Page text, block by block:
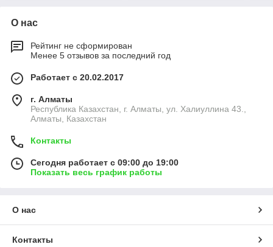
О нас
Рейтинг не сформирован
Менее 5 отзывов за последний год
Работает с 20.02.2017
г. Алматы
Республика Казахстан, г. Алматы, ул. Халиуллина 43.,
Алматы, Казахстан
Контакты
Сегодня работает с 09:00 до 19:00
Показать весь график работы
О нас
Контакты